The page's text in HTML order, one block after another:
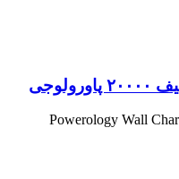
Powerology Wall